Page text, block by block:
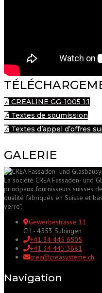
CREALINE GG-1005 1:1
Textes de soumission
Textes d’appel d’offres
GALERIE
La société CREA Fassaden- und
principaux fournisseurs suisses
qualité fabriqués en Suisse et
verre".
Gewerbestrasse 11
CH - 4553 Subingen
+41 34 445 6505
+41 34 445 3681
crea@creasysteme.ch
Navigation